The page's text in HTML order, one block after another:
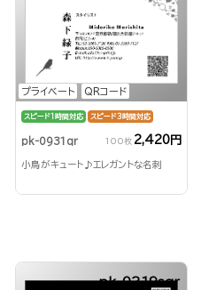
プライベート QRコード
スピード1時間対応 スピード3時間対応
pk-0931qr 100枚 2,420円
小鳥がキュート♪エレガントな名刺
pk-0219sqr